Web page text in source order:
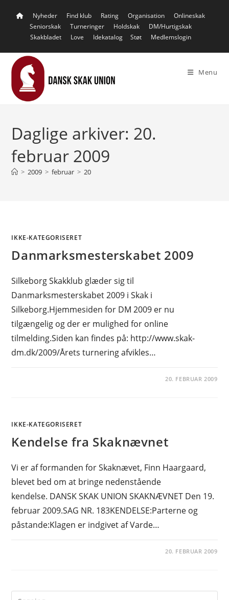
Nyheder Find klub Rating Organisation
Onlineskak
Seniorskak
Turneringer Holdskak
DM/Hurtigskak
Skakbladet
Love Idekatalog Støt Medlemslogin
Menu
Daglige arkiver: 20.
februar 2009
> 2009 > februar > 20
IKKE-KATEGORISERET
Danmarksmesterskabet 2009
Silkeborg Skakklub glæder sig til
Danmarksmesterskabet 2009 i Skak i
Silkeborg.Hjemmesiden for DM 2009 er nu
tilgængelig og der er mulighed for online
tilmelding.Siden kan findes på: http://www.skak-
dm.dk/2009/Årets turnering afvikles…
20. FEBRUAR 2009
IKKE-KATEGORISERET
Kendelse fra Skaknævnet
Vi er af formanden for Skaknævet, Finn Haargaard,
blevet bed om at bringe nedenstående
kendelse. DANSK SKAK UNION SKAKNÆVNET Den 19.
februar 2009.SAG NR. 183KENDELSE:Parterne og
påstande:Klagen er indgivet af Varde…
20. FEBRUAR 2009